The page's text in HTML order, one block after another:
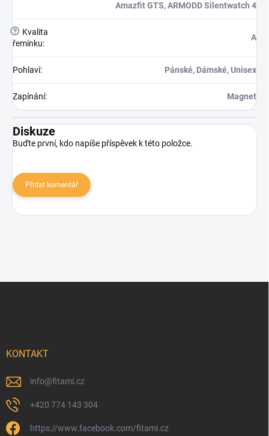
Amazfit GTS, ARMODD Silentwatch 4
?
Kvalita
řemínku:
A
Pohlaví: Pánské, Dámské, Unisex
Zapínání: Magnet
Diskuze
Buďte první, kdo napíše příspěvek k této položce.
Přidat komentář
KONTAKT
info@fitami.cz
+420 774 143 304
https://www.facebook.com/fitami.cz